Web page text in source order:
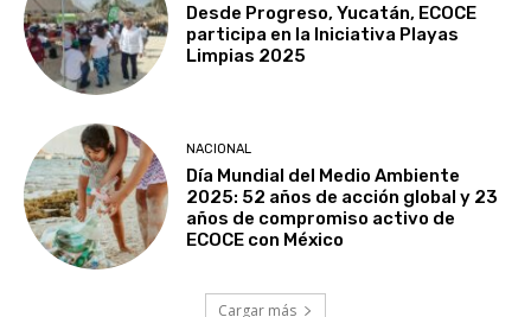
Desde Progreso, Yucatán, ECOCE
participa en la Iniciativa Playas
Limpias 2025
NACIONAL
Día Mundial del Medio Ambiente
2025: 52 años de acción global y 23
años de compromiso activo de
ECOCE con México
Cargar más